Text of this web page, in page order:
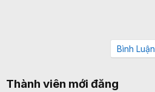
Bình Luận
Thành viên mới đăng